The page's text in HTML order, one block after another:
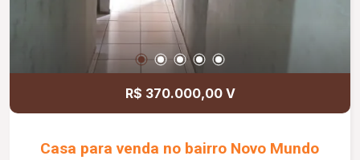
R$ 370.000,00 V
Casa para venda no bairro Novo Mundo